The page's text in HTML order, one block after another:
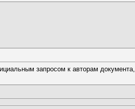
запросом к авторам